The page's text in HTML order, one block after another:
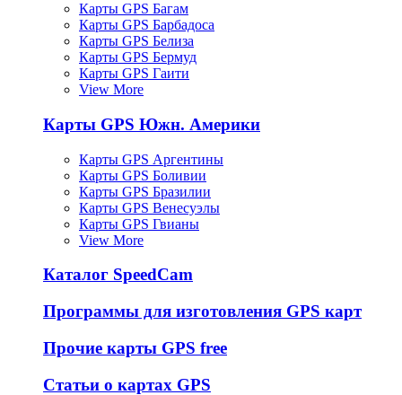
Карты GPS Багам
Карты GPS Барбадоса
Карты GPS Белиза
Карты GPS Бермуд
Карты GPS Гаити
View More
Карты GPS Южн. Америки
Карты GPS Аргентины
Карты GPS Боливии
Карты GPS Бразилии
Карты GPS Венесуэлы
Карты GPS Гвианы
View More
Каталог SpeedCam
Программы для изготовления GPS карт
Прочие карты GPS free
Статьи о картах GPS